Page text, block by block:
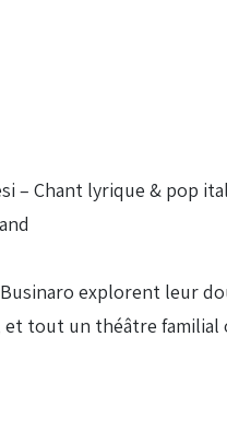
– Chant lyrique & pop
explorent leur
tout un théâtre familial